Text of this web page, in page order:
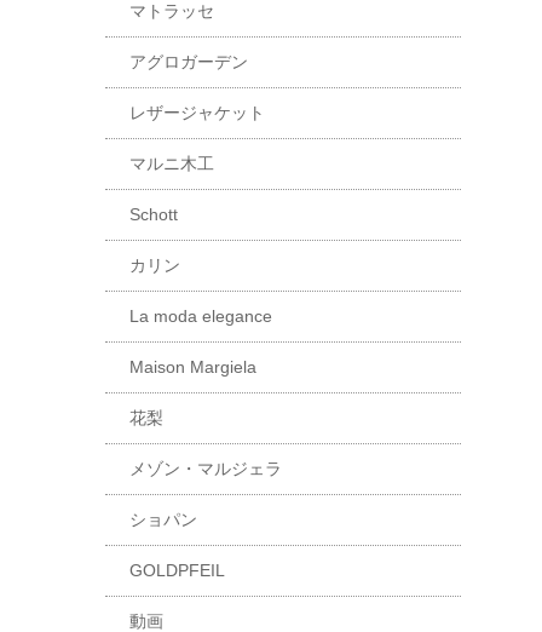
マトラッセ
アグロガーデン
レザージャケット
マルニ木工
Schott
カリン
La moda elegance
Maison Margiela
花梨
メゾン・マルジェラ
ショパン
GOLDPFEIL
動画